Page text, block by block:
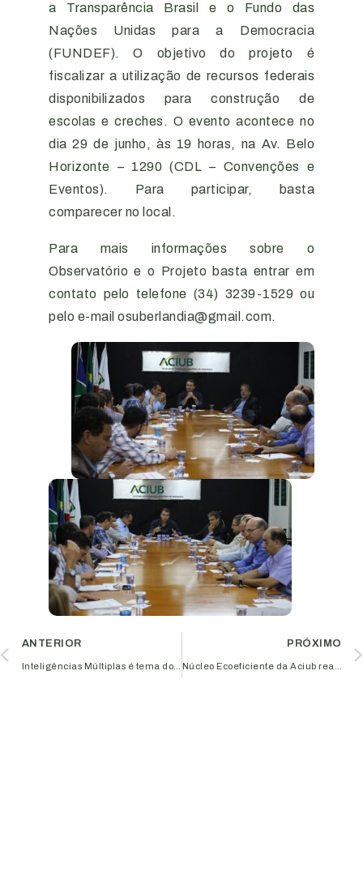
a Transparência Brasil e o Fundo das
Nações Unidas para a Democracia
(FUNDEF). O objetivo do projeto é
fiscalizar a utilização de recursos federais
disponibilizados para construção de
escolas e creches. O evento acontece no
dia 29 de junho, às 19 horas, na Av. Belo
Horizonte – 1290 (CDL – Convenções e
Eventos). Para participar, basta
comparecer no local.
Para mais informações sobre o
Observatório e o Projeto basta entrar em
contato pelo telefone (34) 3239-1529 ou
pelo e-mail osuberlandia@gmail.com.
ANTERIOR PRÓXIMO